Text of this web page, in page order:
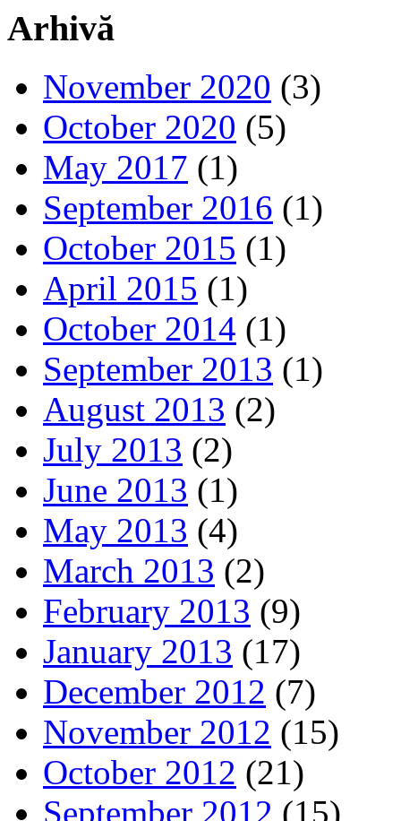
Arhivă
November 2020 (3)
October 2020 (5)
May 2017 (1)
September 2016 (1)
October 2015 (1)
April 2015 (1)
October 2014 (1)
September 2013 (1)
August 2013 (2)
July 2013 (2)
June 2013 (1)
May 2013 (4)
March 2013 (2)
February 2013 (9)
January 2013 (17)
December 2012 (7)
November 2012 (15)
October 2012 (21)
September 2012 (15)